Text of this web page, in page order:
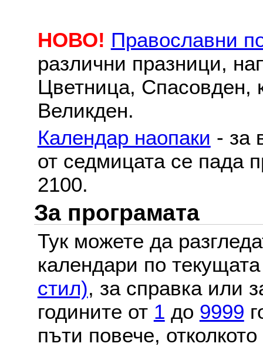
НОВО! Православни
различни празници,
Цветница, Спасовден,
Великден.
Календар наопаки - за
от седмицата се пада
2100.
За програмата
Тук можете да
календари по
стил), за справка или
годините от 1 до 9999
пъти повече,